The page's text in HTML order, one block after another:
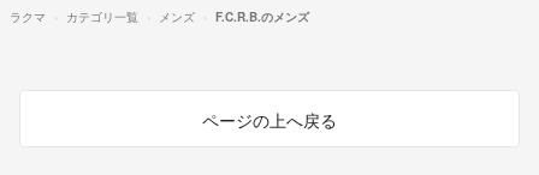
ラクマ
カテゴリ一覧 メンズ F.C.R.B.のメンズ
ページの上へ戻る